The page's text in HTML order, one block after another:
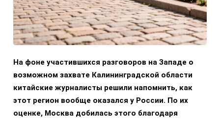
На фоне участившихся разговоров на Западе о
возможном захвате Калининградской области
китайские журналисты решили напомнить, как
этот регион вообще оказался у России. По их
оценке, Москва добилась этого благодаря